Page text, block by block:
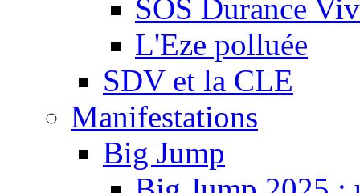
SOS Durance
L'Eze polluée
SDV et la CLE
Manifestations
Big Jump